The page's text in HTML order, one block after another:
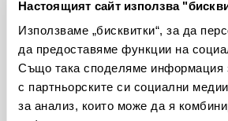
Настоящият сайт използва
Използваме „бисквитки“, за да
да предоставяме функции на
Също така споделяме информация
с партньорските си социални
за анализ, които може да я
Автоматично деклариране на имот:
Данъчни съвети за инвеститори
отВалентин Апостолов| юли 16, 2026